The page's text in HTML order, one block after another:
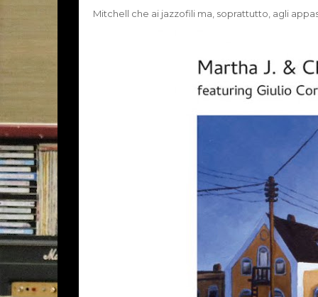
Mitchell che ai jazzofili ma, soprattutto, agli